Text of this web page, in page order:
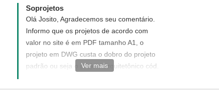
Soprojetos
Olá Josito, Agradecemos seu comentário.
Informo que os projetos de acordo com
valor no site é em PDF tamanho A1, o
projeto em DWG custa o dobro do projeto
padrão ou seja o projeto arquitetônico cód.
elétrico cód.98 em DWG R$ 519,00 e
Ver mais